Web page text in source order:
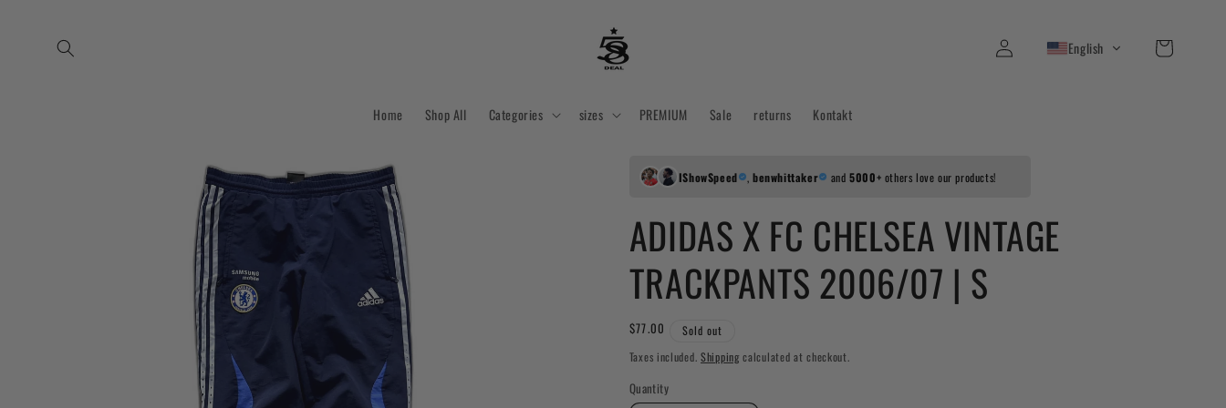
Home Shop All Categories sizes PREMIUM Sale returns Kontakt
Log
in
English Cart
IShowSpeed , benwhittaker and5000+ others love our products!
ADIDAS X FC CHELSEA VINTAGE
TRACKPANTS 2006/07 | S
Regular
$77.00
Sold out
Taxes included. Shipping calculated at checkout.
Quantity